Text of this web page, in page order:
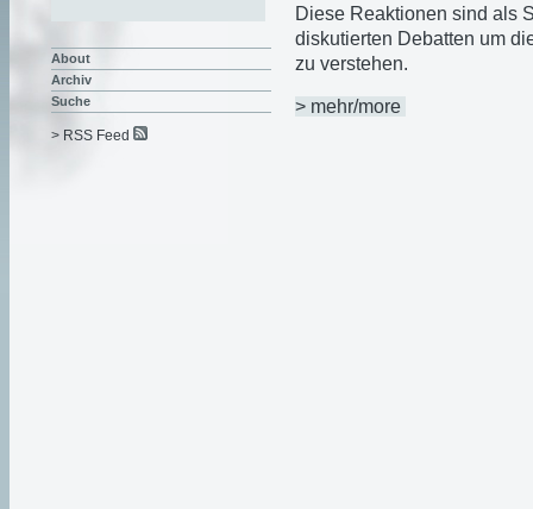
Diese Reaktionen sind als
diskutierten Debatten um
zu verstehen.
> mehr/more
About
Archiv
Suche
> RSS Feed